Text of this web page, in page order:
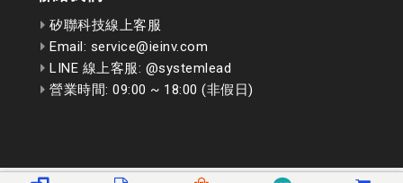
矽聯科技線上客服
Email: service@ieinv.com
LINE 線上客服: @systemlead
營業時間: 09:00 ~ 18:00 (非假日)